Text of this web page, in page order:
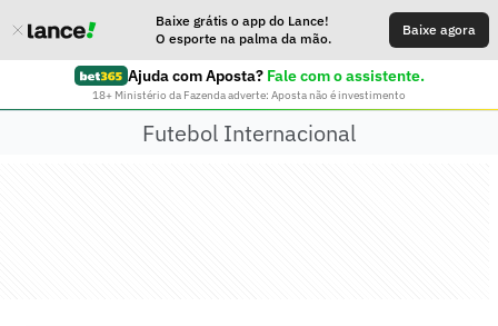
Baixe grátis o app do Lance!
O esporte na palma da mão.
Baixe agora
Ajuda com Aposta? Fale com o assistente.
18+ Ministério da Fazenda adverte: Aposta não é investimento
Futebol Internacional